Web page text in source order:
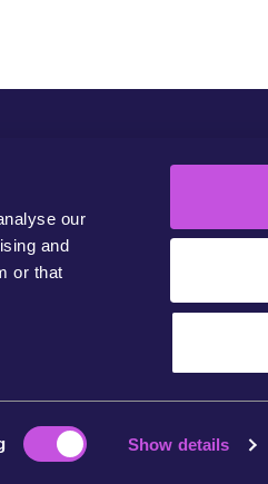
our
and
or that
Show details